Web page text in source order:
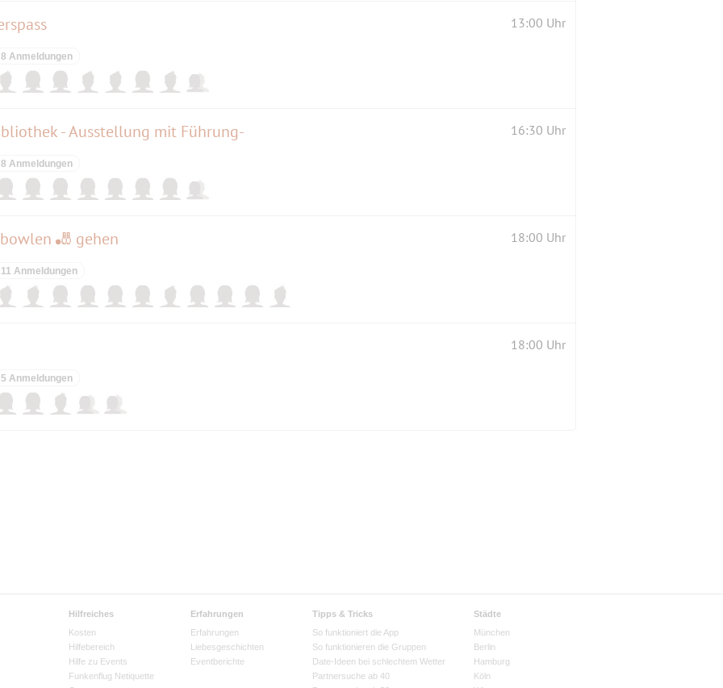
13:00 Uhr
8 Anmeldungen
- Ausstellung mit Führung- 16:30 Uhr
8 Anmeldungen
🎳 gehen 18:00 Uhr
11 Anmeldungen
18:00 Uhr
5 Anmeldungen
Hilfreiches
Kosten
Hilfebereich
Hilfe zu Events
Funkenflug Netiquette
Erfahrungen
Erfahrungen
Liebesgeschichten
Eventberichte
Tipps & Tricks
So funktioniert die App
So funktionieren die Gruppen
Date-Ideen bei schlechtem Wetter
Partnersuche ab 40
Städte
München
Berlin
Hamburg
Köln